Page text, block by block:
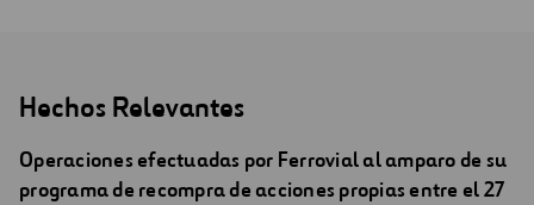
Hechos Relevantes
Operaciones efectuadas por Ferrovial al amparo de su
programa de recompra de acciones propias entre el 27